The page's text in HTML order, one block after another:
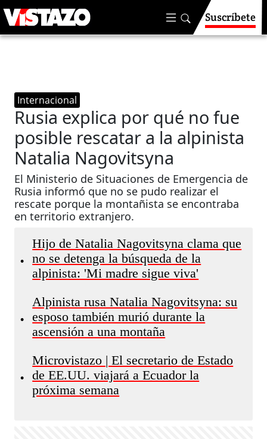
Suscríbete
Internacional
Rusia explica por qué no fue
posible rescatar a la alpinista
Natalia Nagovitsyna
El Ministerio de Situaciones de Emergencia de
Rusia informó que no se pudo realizar el
rescate porque la montañista se encontraba
en territorio extranjero.
•
Hijo de Natalia Nagovitsyna clama que
no se detenga la búsqueda de la
alpinista: 'Mi madre sigue viva'
•
Alpinista rusa Natalia Nagovitsyna: su
esposo también murió durante la
ascensión a una montaña
•
Microvistazo | El secretario de Estado
de EE.UU. viajará a Ecuador la
próxima semana